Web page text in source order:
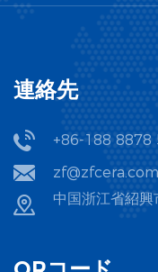
ルコニア粉末をベース材
によって得られます。例
ウム等のジルコニウム塩
ルコニウム沈殿物を形成
る。高純度のジルコニア
保証します。
安定化のための添加剤と
連絡先
+86-188 8878
zf@zfcera.com
中国浙江省紹